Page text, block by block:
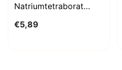
Natriumtetraborat
STANLAB
€5,89